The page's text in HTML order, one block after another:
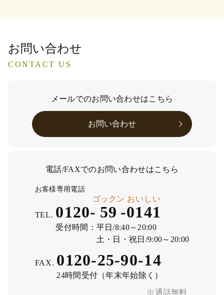
お問い合わせ
CONTACT US
メールでのお問い合わせはこちら
お問い合わせ
電話/FAXでのお問い合わせはこちら
※通話無料
お客様専用電話
TEL. 0120- 59
ゴックン
-0141
おいしい
受付時間： 平日/8:40～20:00
土・日・祝日/9:00～20:00
FAX. 0120-25-90-14
24時間受付（年末年始除く）